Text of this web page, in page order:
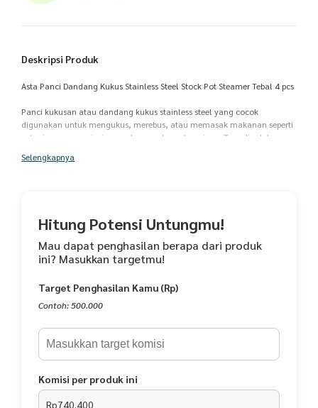
Deskripsi Produk
Asta Panci Dandang Kukus Stainless Steel Stock Pot Steamer Tebal 4 pcs
Panci kukusan atau dandang kukus stainless steel yang cocok
digunakan untuk mengukus, merebus, atau memasak makanan seperti
soto, iga, sop, nasi, siomay, bapao, dan sebagainya. Tersedia dalam
sebagai wadah penyimpanan makanan ( stock pot ).
terdapat :
- 1 pc panci / dandang diameter -+ 25 cm + kukusan ( steamer )
- 1 pc panci / dandang diameter -+ 28 cm + kukusan ( steamer )
- 4 pcs tutup kombinasi masing - masing ukuran panci
- 1 pc sendok sayur / soup ladle 10cm x 34cm
- 1 pc pengait steamer 10cm
CARA PERAWATAN :
- Pastikan anda telah mencuci bersih produk sebelum digunakan
Selengkapnya
Hitung Potensi Untungmu!
Mau dapat penghasilan berapa dari produk
ini? Masukkan targetmu!
Target Penghasilan Kamu (Rp)
Contoh: 500.000
Komisi per produk ini
Rp740.400